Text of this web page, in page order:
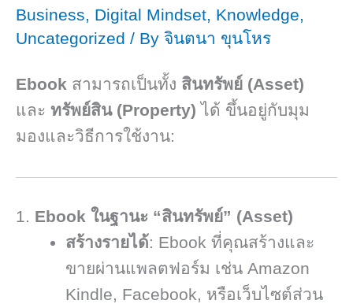
Business, Digital Mindset, Knowledge,
Uncategorized / By จินตนา ขุนโหร
Ebook สามารถเป็นทั้ง สินทรัพย์ (Asset)
และ ทรัพย์สิน (Property) ได้ ขึ้นอยู่กับมุม
มองและวิธีการใช้งาน:
1. Ebook ในฐานะ “สินทรัพย์” (Asset)
สร้างรายได้: Ebook ที่คุณสร้างและ
ขายผ่านแพลตฟอร์ม เช่น Amazon
Kindle, Facebook, หรือเว็บไซต์ส่วน